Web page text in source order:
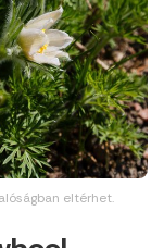
eltérhet.